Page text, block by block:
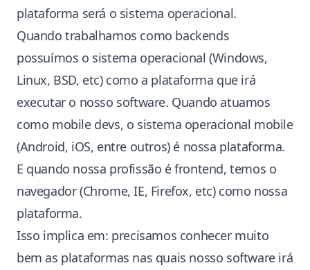
plataforma será o sistema operacional.
Quando trabalhamos como backends
possuímos o sistema operacional (Windows,
Linux, BSD, etc) como a plataforma que irá
executar o nosso software. Quando atuamos
como mobile devs, o sistema operacional mobile
(Android, iOS, entre outros) é nossa plataforma.
E quando nossa profissão é frontend, temos o
navegador (Chrome, IE, Firefox, etc) como nossa
plataforma.
Isso implica em: precisamos conhecer muito
bem as plataformas nas quais nosso software irá